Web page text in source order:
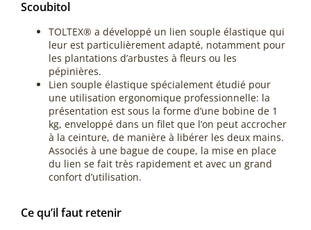
Scoubitol
TOLTEX® a développé un lien souple élastique qui
leur est particulièrement adapté, notamment pour
les plantations d’arbustes à fleurs ou les
pépinières.
Lien souple élastique spécialement étudié pour
une utilisation ergonomique professionnelle: la
présentation est sous la forme d’une bobine de 1
kg, enveloppé dans un filet que l’on peut accrocher
à la ceinture, de manière à libérer les deux mains.
Associés à une bague de coupe, la mise en place
du lien se fait très rapidement et avec un grand
confort d’utilisation.
Ce qu’il faut retenir